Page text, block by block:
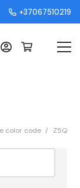
+37067510219
color code / Z5Q